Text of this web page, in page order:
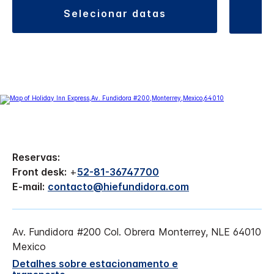
selecionar datas
Reservas:
Front desk: +52-81-36747700
E-mail: contacto@hiefundidora.com
Av. Fundidora #200 Col. Obrera Monterrey, NLE 64010
Mexico
Detalhes sobre estacionamento e